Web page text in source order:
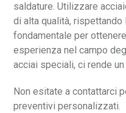
saldature. Utilizzare
di alta qualità,
fondamentale per
esperienza nel campo
acciai speciali, ci rende
Non esitate a contattarci
preventivi personalizzati.